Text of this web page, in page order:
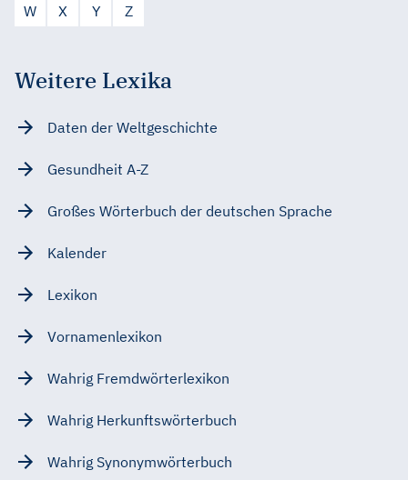
W
X Y Z
Weitere Lexika
Daten der Weltgeschichte
Gesundheit A-Z
Großes Wörterbuch der deutschen Sprache
Kalender
Lexikon
Vornamenlexikon
Wahrig Fremdwörterlexikon
Wahrig Herkunftswörterbuch
Wahrig Synonymwörterbuch